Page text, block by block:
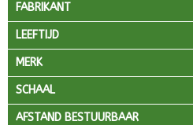
FABRIKANT
LEEFTIJD
MERK
SCHAAL
AFSTAND BESTUURBAAR